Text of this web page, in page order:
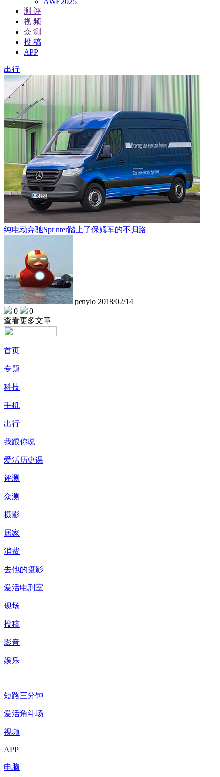
AWE2025
测 评
视 频
众 测
投 稿
APP
出行
纯电动奔驰Sprinter踏上了保姆车的不归路
penylo 2018/02/14
0
0
查看更多文章
首页
专题
科技
手机
出行
我跟你说
爱活历史课
评测
众测
摄影
居家
消费
去他的摄影
爱活电刑室
现场
投稿
影音
娱乐
短路三分钟
爱活角斗场
视频
APP
电脑